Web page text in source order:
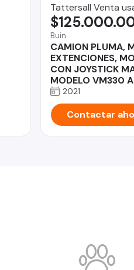
Tattersall Venta
Buin
CAMION PLUMA,
EXTENCIONES,
CON JOYSTICK
MODELO VM330
2021
Contactar